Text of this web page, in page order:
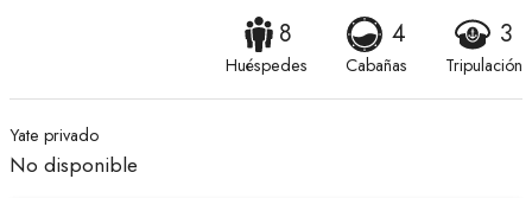
8
Huéspedes
4
Cabañas
3
Tripulación
Yate privado
No disponible